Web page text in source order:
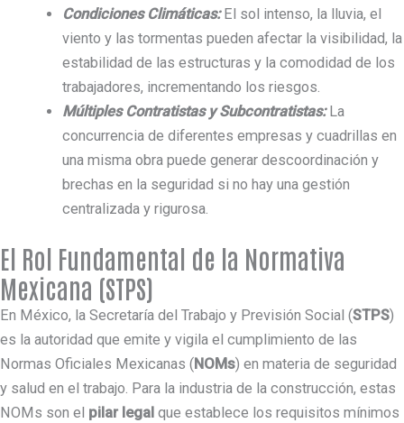
Condiciones Climáticas:El sol intenso, la lluvia, el
viento y las tormentas pueden afectar la visibilidad, la
estabilidad de las estructuras y la comodidad de los
trabajadores, incrementando los riesgos.
Múltiples Contratistas y Subcontratistas:La
concurrencia de diferentes empresas y cuadrillas en
una misma obra puede generar descoordinación y
brechas en la seguridad si no hay una gestión
centralizada y rigurosa.
El Rol Fundamental de la Normativa
Mexicana (STPS)
En México, la Secretaría del Trabajo y Previsión Social (STPS)
es la autoridad que emite y vigila el cumplimiento de las
Normas Oficiales Mexicanas (NOMs) en materia de seguridad
y salud en el trabajo. Para la industria de la construcción, estas
NOMs son el pilar legal que establece los requisitos mínimos